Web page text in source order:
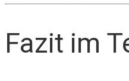
Fazit im